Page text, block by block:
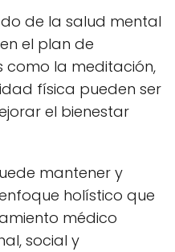
de la salud mental
el plan de
como la meditación,
física pueden ser
el bienestar
mantener y
holístico que
médico
social y